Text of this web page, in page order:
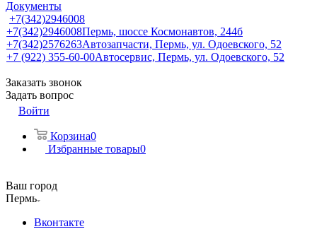
Документы
+7(342)2946008
+7(342)2946008Пермь, шоссе Космонавтов, 244б
+7(342)2576263Автозапчасти, Пермь, ул. Одоевского, 52
+7 (922) 355-60-00Автосервис, Пермь, ул. Одоевского, 52
Заказать звонок
Задать вопрос
Войти
Корзина0
Избранные товары0
Ваш город
Пермь
Вконтакте